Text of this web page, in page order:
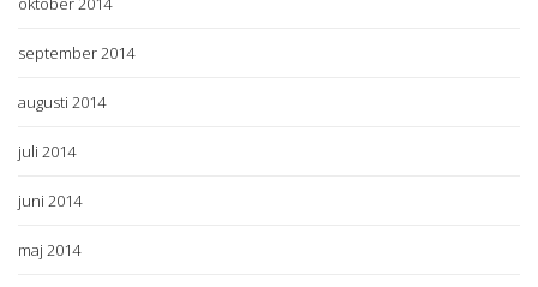
september 2014
augusti 2014
juli 2014
juni 2014
maj 2014